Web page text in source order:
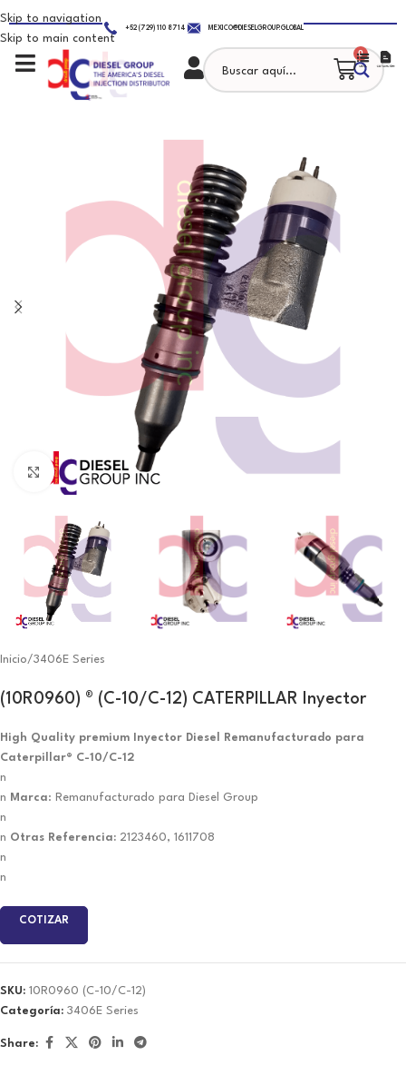
Skip to navigation
Skip to main content
+52 (729) 110 8714 MEXICO@DIESELGROUP.GLOBAL
0
Click to enlarge
Inicio/3406E Series
(10R0960) ® (C-10/C-12) CATERPILLAR Inyector
High Quality premium Inyector Diesel Remanufacturado para
Caterpillar® C-10/C-12
n
n Marca: Remanufacturado para Diesel Group
n
n Otras Referencia: 2123460, 1611708
n
n
COTIZAR
SKU: 10R0960 (C-10/C-12)
Categoría: 3406E Series
Share: